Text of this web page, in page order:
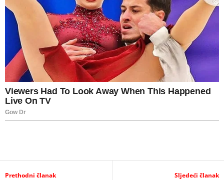
Prethodni članak Sljedeći članak